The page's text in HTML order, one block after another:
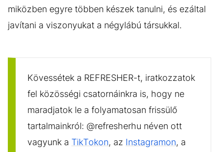
miközben egyre többen készek tanulni, és ezáltal
javítani a viszonyukat a négylábú társukkal.
Kövessétek a REFRESHER-t, iratkozzatok
fel közösségi csatornáinkra is, hogy ne
maradjatok le a folyamatosan frissülő
tartalmainkról: @refresherhu néven ott
vagyunk a TikTokon, az Instagramon, a